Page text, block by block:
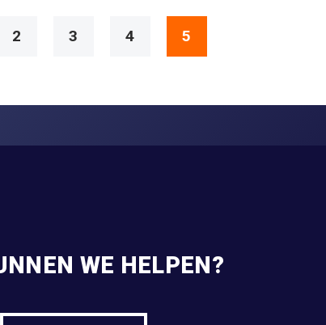
2 3 4 5
WE HELPEN?